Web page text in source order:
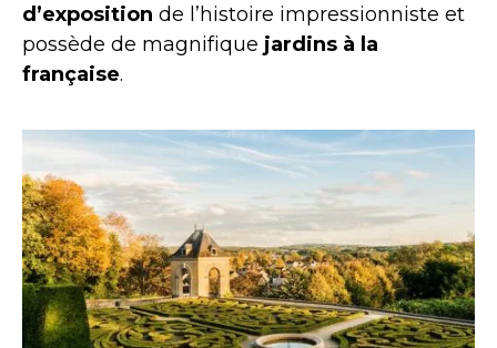
d’exposition de l’histoire impressionniste et
possède de magnifique jardins à la
française.